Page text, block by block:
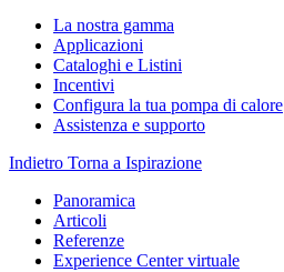
La nostra gamma
Applicazioni
Cataloghi e Listini
Incentivi
Configura la tua pompa di calore
Assistenza e supporto
Indietro Torna a Ispirazione
Panoramica
Articoli
Referenze
Experience Center virtuale